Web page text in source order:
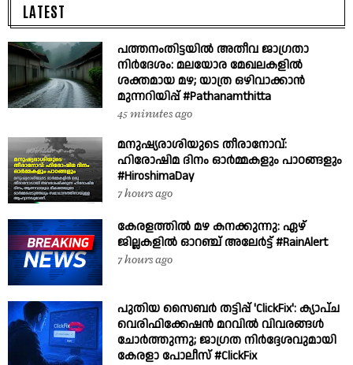
LATEST
പത്തനംതിട്ടയിൽ അതീവ ജാഗ്രതാ
നിർദേശം: മലയോര മേഖലകളിൽ
ശക്തമായ മഴ; യാത്ര ഒഴിവാക്കാൻ
മുന്നറിയിപ്പ് #Pathanamthitta
45 minutes ago
മനുഷ്യരാശിയുടെ തീരാനോവ്:
ഹിരോഷിമ ദിനം ഓർമ്മകളും പാഠങ്ങളും
#HiroshimaDay
7 hours ago
കേരളത്തിൽ മഴ കനക്കുന്നു: ഏഴ്
ജില്ലകളിൽ ഓറഞ്ച് അലേർട്ട് #RainAlert
7 hours ago
പുതിയ സൈബർ തട്ടിപ്പ് 'ClickFix': ക്യാപ്ച
വെരിഫിക്കേഷൻ മറവിൽ വിവരങ്ങൾ
ചോർത്തുന്നു; ജാഗ്രത നിർദ്ദേശവുമായി
കേരളാ പോലീസ് #ClickFix